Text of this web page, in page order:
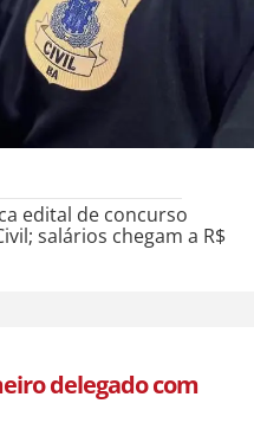
edital de concurso
salários chegam a R$
delegado com